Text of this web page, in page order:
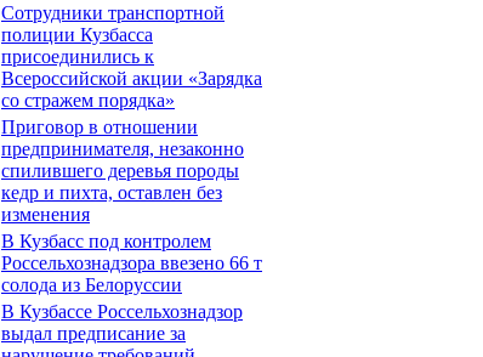
Сотрудники транспортной
полиции Кузбасса
присоединились к
Всероссийской акции «Зарядка
со стражем порядка»
Приговор в отношении
предпринимателя, незаконно
спилившего деревья породы
кедр и пихта, оставлен без
изменения
В Кузбасс под контролем
Россельхознадзора ввезено 66 т
солода из Белоруссии
В Кузбассе Россельхознадзор
выдал предписание за